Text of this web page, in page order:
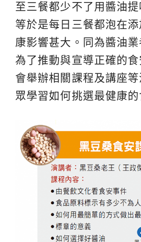
至三餐都少不了用醬油
等於是每日三餐都泡在
康影響甚大。同為醬油業
為了推動與宣導正確的
會舉辦相關課程及講座
眾學習如何挑選最健康的